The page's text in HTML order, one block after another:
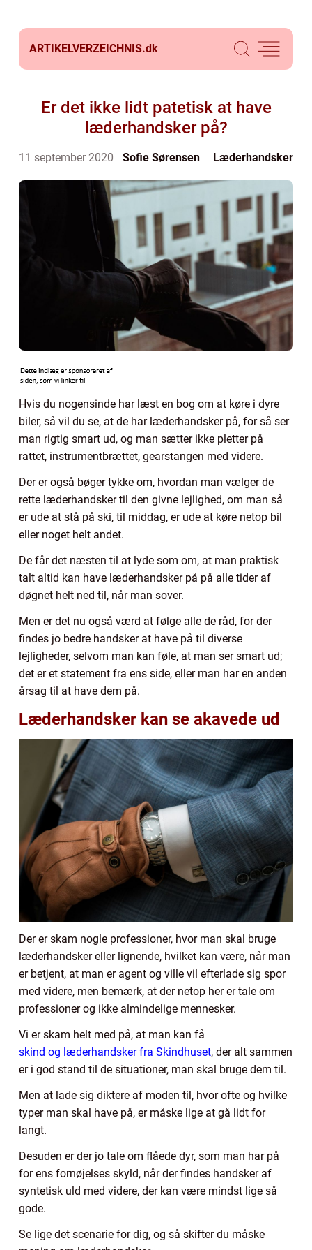
ARTIKELVERZEICHNIS.dk
Er det ikke lidt patetisk at have
læderhandsker på?
11 september 2020 Sofie Sørensen Læderhandsker
Hvis du nogensinde har læst en bog om at køre i dyre
biler, så vil du se, at de har læderhandsker på, for så ser
man rigtig smart ud, og man sætter ikke pletter på
rattet, instrumentbrættet, gearstangen med videre.
Der er også bøger tykke om, hvordan man vælger de
rette læderhandsker til den givne lejlighed, om man så
er ude at stå på ski, til middag, er ude at køre netop bil
eller noget helt andet.
De får det næsten til at lyde som om, at man praktisk
talt altid kan have læderhandsker på på alle tider af
døgnet helt ned til, når man sover.
Men er det nu også værd at følge alle de råd, for der
findes jo bedre handsker at have på til diverse
lejligheder, selvom man kan føle, at man ser smart ud;
det er et statement fra ens side, eller man har en anden
årsag til at have dem på.
Læderhandsker kan se akavede ud
Der er skam nogle professioner, hvor man skal bruge
læderhandsker eller lignende, hvilket kan være, når man
er betjent, at man er agent og ville vil efterlade sig spor
med videre, men bemærk, at der netop her er tale om
professioner og ikke almindelige mennesker.
Vi er skam helt med på, at man kan få
skind og læderhandsker fra Skindhuset, der alt sammen
er i god stand til de situationer, man skal bruge dem til.
Men at lade sig diktere af moden til, hvor ofte og hvilke
typer man skal have på, er måske lige at gå lidt for
langt.
Desuden er der jo tale om flåede dyr, som man har på
for ens fornøjelses skyld, når der findes handsker af
syntetisk uld med videre, der kan være mindst lige så
gode.
Se lige det scenarie for dig, og så skifter du måske